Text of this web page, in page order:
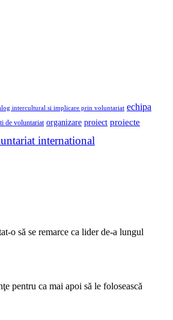
intercultural si implicare prin voluntariat echipa
de voluntariat organizare proiect proiecte
international
o să se remarce ca lider de-a lungul
pentru ca mai apoi să le folosească